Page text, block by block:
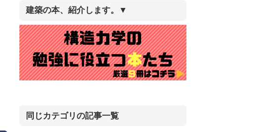
建築の本、紹介します。▼
同じカテゴリの記事一覧